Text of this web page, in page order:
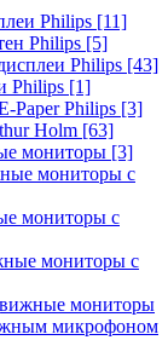
Philips [11]
Philips [5]
Philips [43]
Philips [1]
Paper Philips [3]
Holm [63]
мониторы [3]
мониторы с
мониторы с
мониторы с
мониторы
микрофоном